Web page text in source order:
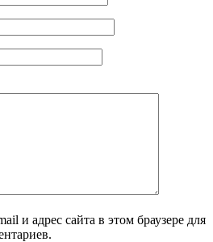
и адрес сайта в этом браузере для